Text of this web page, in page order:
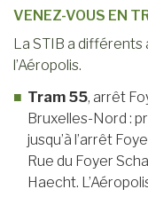
VENEZ-VOUS EN
La STIB a différents
l’Aéropolis.
Tram 55, arrêt
Bruxelles-Nord :
jusqu’à l’arrêt
Rue du Foyer
Haecht.